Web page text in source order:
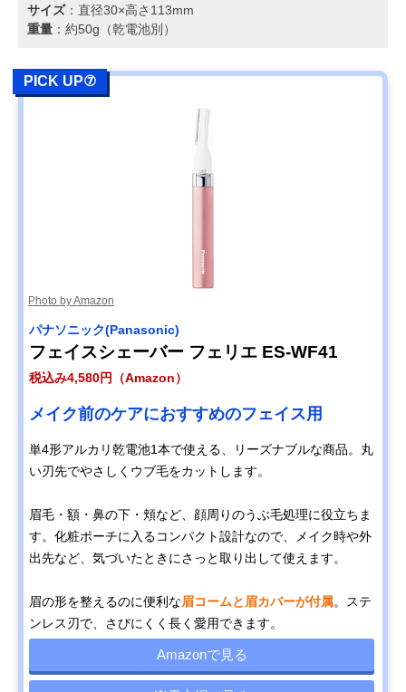
サイズ：直径30×高さ113mm
重量 ：約50g（乾電池別）
PICK UP⑦
Photo by Amazon
パナソニック(Panasonic)
フェイスシェーバー フェリエ ES-WF41
税込み4,580円（Amazon）
メイク前のケアにおすすめのフェイス用
単4形アルカリ乾電池1本で使える、リーズナブルな商品。丸
い刃先でやさしくウブ毛をカットします。
眉毛・額・鼻の下・頬など、顔周りのうぶ毛処理に役立ちま
す。化粧ポーチに入るコンパクト設計なので、メイク時や外
出先など、気づいたときにさっと取り出して使えます。
眉の形を整えるのに便利な眉コームと眉カバーが付属。ステ
ンレス刃で、さびにくく長く愛用できます。
Amazonで見る